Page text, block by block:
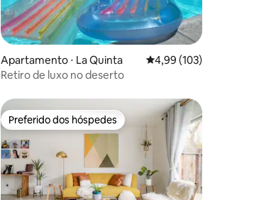
Apartamento ⋅ La Quinta 4,99 de uma avaliação
4,99 (103)
Retiro de luxo no deserto
Preferido dos hóspedes
Preferido dos hóspedes